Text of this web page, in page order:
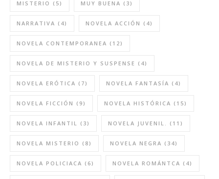
MISTERIO (5) MUY BUENA (3)
NARRATIVA (4) NOVELA ACCIÓN (4)
NOVELA CONTEMPORANEA (12)
NOVELA DE MISTERIO Y SUSPENSE (4)
NOVELA ERÓTICA (7) NOVELA FANTASÍA (4)
NOVELA FICCIÓN (9) NOVELA HISTÓRICA (15)
NOVELA INFANTIL (3) NOVELA JUVENIL. (11)
NOVELA MISTERIO (8) NOVELA NEGRA (34)
NOVELA POLICIACA (6) NOVELA ROMÁNTCA (4)